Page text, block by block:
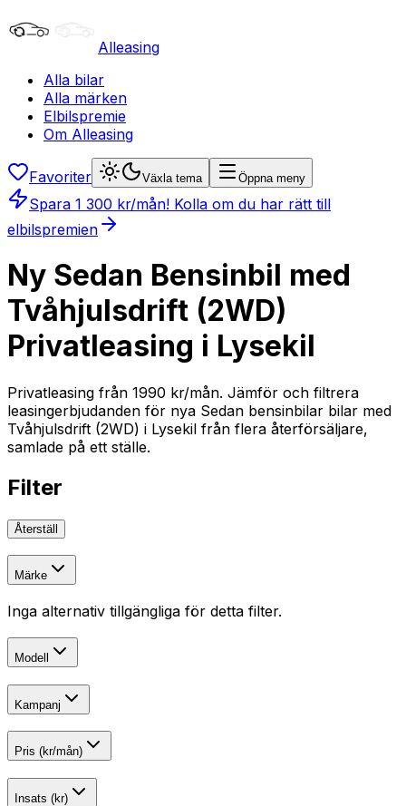
Alleasing
Alla bilar
Alla märken
Elbilspremie
Om Alleasing
Favoriter Växla tema Öppna meny
Spara 1 300 kr/mån! Kolla om du har rätt till
elbilspremien
Ny Sedan Bensinbil med
Tvåhjulsdrift (2WD)
Privatleasing i Lysekil
Privatleasing från 1990 kr/mån. Jämför och filtrera
leasingerbjudanden för nya Sedan bensinbilar bilar med
Tvåhjulsdrift (2WD) i Lysekil från flera återförsäljare,
samlade på ett ställe.
Filter
Återställ
Märke
Inga alternativ tillgängliga för detta filter.
Modell
Kampanj
Pris (kr/mån)
Insats (kr)